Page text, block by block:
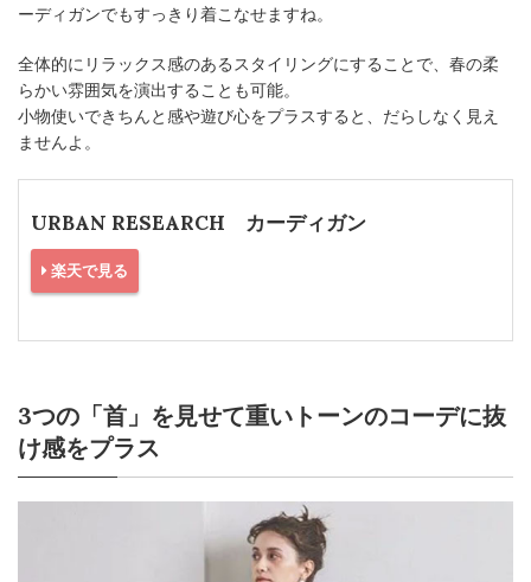
ーディガンでもすっきり着こなせますね。
全体的にリラックス感のあるスタイリングにすることで、春の柔
らかい雰囲気を演出することも可能。
小物使いできちんと感や遊び心をプラスすると、だらしなく見え
ませんよ。
URBAN RESEARCH カーディガン
楽天で見る
3つの「首」を見せて重いトーンのコーデに抜
け感をプラス